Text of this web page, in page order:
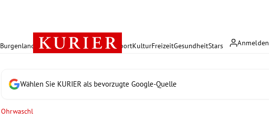
Anmelden
Burgenland Österreich PolitikWirtschaft SportKulturFreizeitGesundheitStars
Wählen Sie KURIER als bevorzugte Google-Quelle
Ohrwaschl